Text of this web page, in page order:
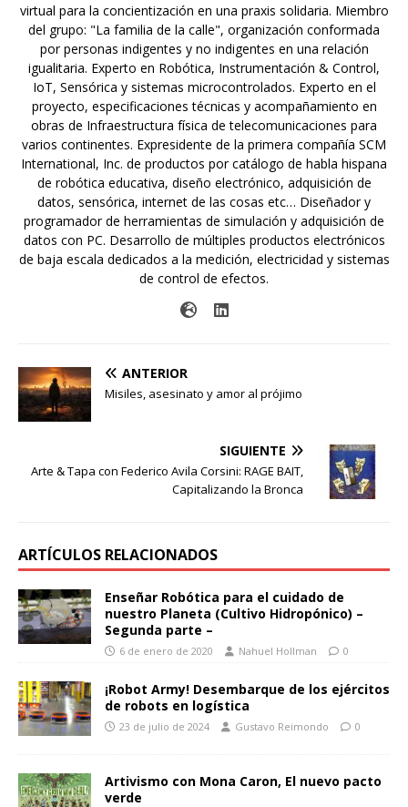
virtual para la concientización en una praxis solidaria. Miembro
del grupo: "La familia de la calle", organización conformada
por personas indigentes y no indigentes en una relación
igualitaria. Experto en Robótica, Instrumentación & Control,
IoT, Sensórica y sistemas microcontrolados. Experto en el
proyecto, especificaciones técnicas y acompañamiento en
obras de Infraestructura física de telecomunicaciones para
varios continentes. Expresidente de la primera compañía SCM
International, Inc. de productos por catálogo de habla hispana
de robótica educativa, diseño electrónico, adquisición de
datos, sensórica, internet de las cosas etc… Diseñador y
programador de herramientas de simulación y adquisición de
datos con PC. Desarrollo de múltiples productos electrónicos
de baja escala dedicados a la medición, electricidad y sistemas
de control de efectos.
ANTERIOR
Misiles, asesinato y amor al prójimo
SIGUIENTE
Arte & Tapa con Federico Avila Corsini: RAGE BAIT,
Capitalizando la Bronca
ARTÍCULOS RELACIONADOS
Enseñar Robótica para el cuidado de
nuestro Planeta (Cultivo Hidropónico) –
Segunda parte –
6 de enero de 2020 Nahuel Hollman 0
¡Robot Army! Desembarque de los ejércitos
de robots en logística
23 de julio de 2024 Gustavo Reimondo 0
Artivismo con Mona Caron, El nuevo pacto
verde